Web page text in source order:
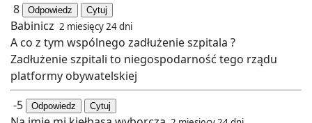
8
Odpowiedz Cytuj
Babinicz 2 miesięcy 24 dni
A co z tym wspólnego zadłużenie szpitala ?
Zadłużenie szpitali to niegospodarność tego rządu
platformy obywatelskiej
-5
Odpowiedz Cytuj